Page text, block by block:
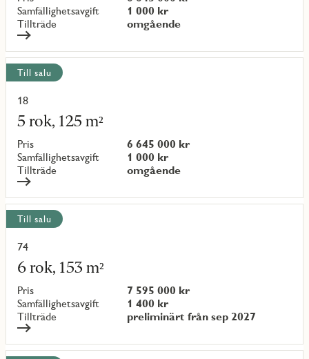
Samfällighetsavgift
1 000 kr
Tillträde
omgående
{objectNumber}
Till salu
18
5 rok, 125 m²
Pris
6 645 000 kr
Samfällighetsavgift
1 000 kr
Tillträde
omgående
Läs
mer
om
objekt
{objectNumber}
Till salu
74
6 rok, 153 m²
Pris
7 595 000 kr
Samfällighetsavgift
1 400 kr
Tillträde
preliminärt från sep 2027
Läs
mer
om
objekt
{objectNumber}